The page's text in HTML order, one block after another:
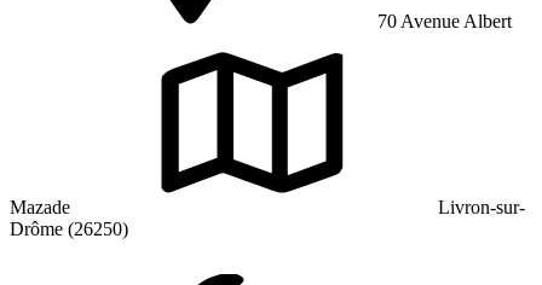
70 Avenue Albert
Mazade
Livron-sur-
Drôme (26250)